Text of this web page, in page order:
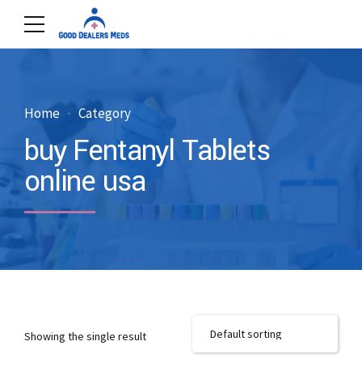
Home Category
buy Fentanyl Tablets
online usa
Showing the single result